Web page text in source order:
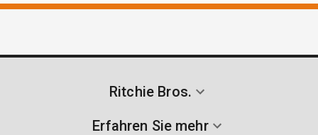
Ritchie Bros.
Erfahren Sie mehr